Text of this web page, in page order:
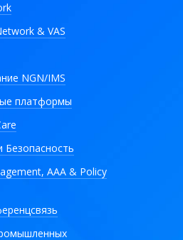
& VAS
NGN/IMS
платформы
Безопасность
AAA & Policy